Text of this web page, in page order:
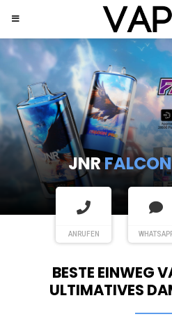
JNRSHISHA
ANRUFEN
BESTE EINWEG
ULTIMATIVES